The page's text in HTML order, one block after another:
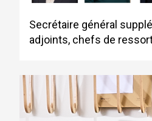
Secrétaire général
adjoints, chefs de